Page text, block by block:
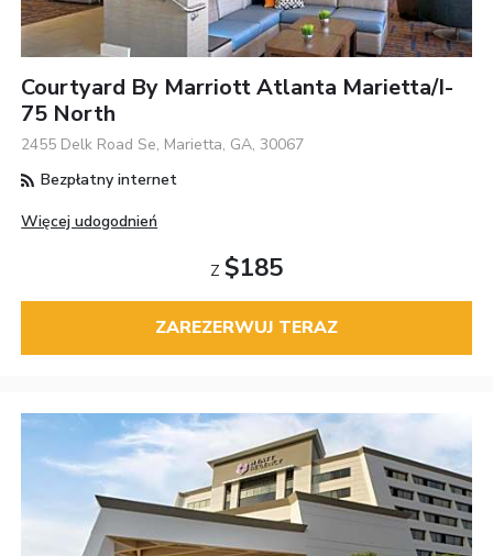
Courtyard By Marriott Atlanta Marietta/I-
75 North
2455 Delk Road Se, Marietta, GA, 30067
Bezpłatny internet
Więcej udogodnień
Z $185
ZAREZERWUJ TERAZ